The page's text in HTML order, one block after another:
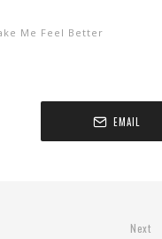
Me Feel Better
EMAIL
Next